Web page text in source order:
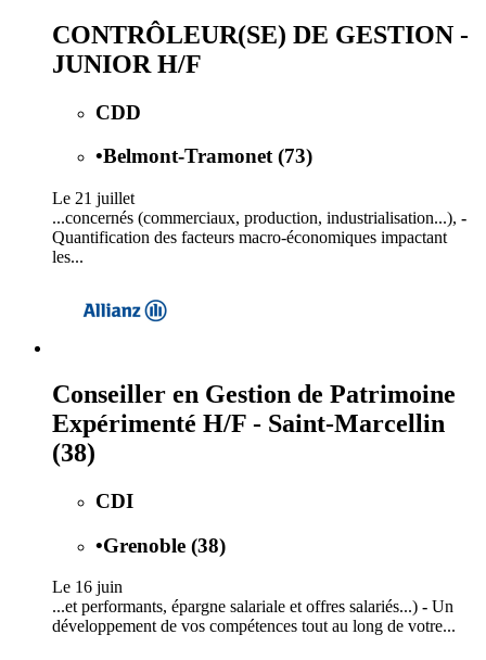
CONTRÔLEUR(SE) DE GESTION -
JUNIOR H/F
CDD
•Belmont-Tramonet (73)
Le 21 juillet
...concernés (commerciaux, production, industrialisation...), -
Quantification des facteurs macro-économiques impactant
les...
Conseiller en Gestion de Patrimoine
Expérimenté H/F - Saint-Marcellin
(38)
CDI
•Grenoble (38)
Le 16 juin
...et performants, épargne salariale et offres salariés...) - Un
développement de vos compétences tout au long de votre...